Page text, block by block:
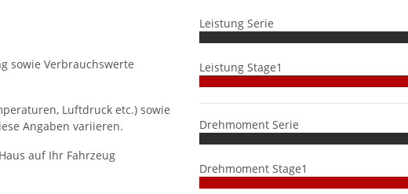
sowie Verbrauchswerte
Luftdruck etc.) sowie
Angaben variieren.
auf Ihr Fahrzeug
Leistung Serie
Leistung Stage1
Drehmoment Serie
Drehmoment Stage1